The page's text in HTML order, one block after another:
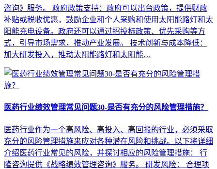
咨询》服务。 政府政策支持：政府可以出台政策，提供财政
补贴或税收优惠，鼓励企业和个人采购和使用太阳能路灯和太
阳能充电设备。政府还可以通过招投标政策、优先采购等方
式，引导市场需求，推动产业发展。 技术创新与成本降低：
加大研发投入，推动太阳能路灯和太阳能…
医药行业绩效管理常见问题30-是否有充分的风险管理措施？
医药行业作为一个高风险、高投入、高回报的行业，必须采取
充分的风险管理措施来应对各种潜在风险和挑战。以下将详细
介绍医药行业常见的风险，并探讨相应的风险管理措施： 行
隆咨询提供《战略绩效管理咨询》服务。 研发风险： 合理项